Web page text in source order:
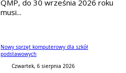
QMP, do 30 września 2026 roku
musi...
Nowy sprzęt komputerowy dla szkół
podstawowych
Czwartek, 6 sierpnia 2026